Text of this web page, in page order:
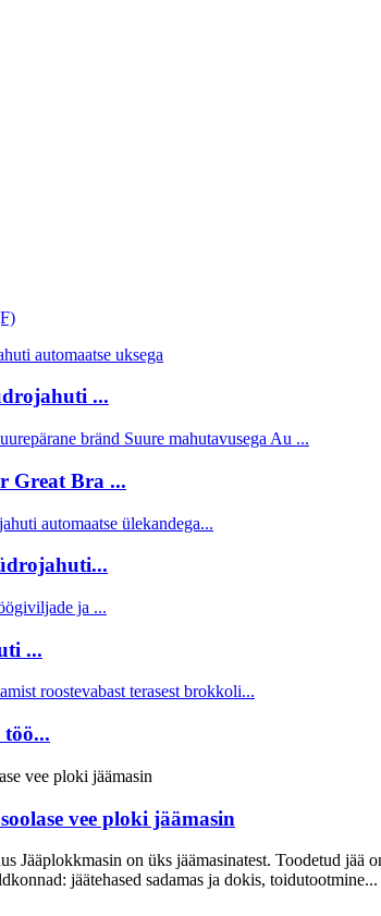
...
Great Bra ...
...
vee ploki jäämasin
Jääplokkmasin on üks jäämasinatest. Toodetud
jäätehased sadamas ja dokis, toidutootmine...